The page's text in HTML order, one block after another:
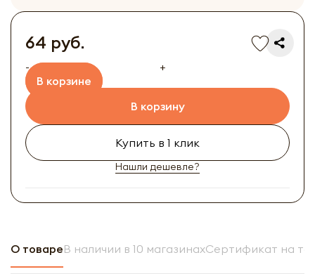
64 руб.
-
+
В корзине
В корзину
Купить в 1 клик
Нашли дешевле?
О товареВ наличии в 10 магазинахСертификат на